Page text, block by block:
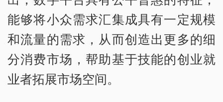
能够将小众需求汇集成具有一定规模
和流量的需求，从而创造出更多的细
分消费市场，帮助基于技能的创业就
业者拓展市场空间。